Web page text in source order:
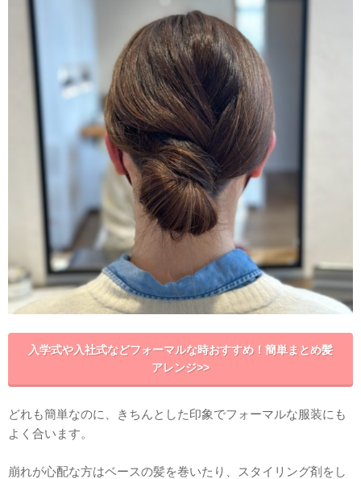
入学式や入社式などフォーマルな時おすすめ！簡単まとめ髪
アレンジ>>
どれも簡単なのに、きちんとした印象でフォーマルな服装にも
よく合います。
崩れが心配な方はベースの髪を巻いたり、スタイリング剤をし